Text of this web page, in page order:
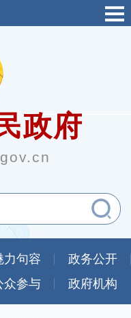
政府
力句容
政务公开
众参与 政府机构